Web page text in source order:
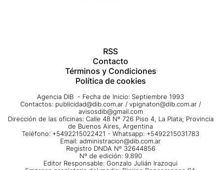
RSS
Contacto
Términos y Condiciones
Política de cookies
Agencia DIB - Fecha de Inicio: Septiembre 1993
Contactos: publicidad@dib.com.ar / vpignaton@dib.com.ar /
avisosdib@gmail.com
Dirección de las oficinas: Calle 48 Nº 726 Piso 4, La Plata; Provincia
de Buenos Aires, Argentina
Teléfono: +5492215022421 - Whatsapp: +5492215031783
Email: administracion@dib.com.ar
Registro DNDA Nº 32644856
Nº de edición: 9.890
Editor Responsable: Gonzalo Julián Irazoqui